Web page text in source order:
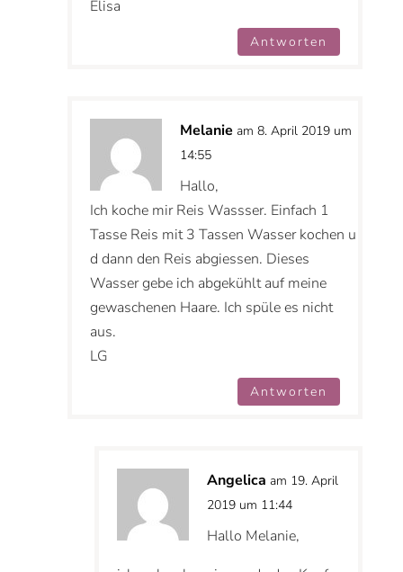
Elisa
Antworten
Melanie am 8. April 2019 um
14:55
Hallo,
Ich koche mir Reis Wassser. Einfach 1
Tasse Reis mit 3 Tassen Wasser kochen u
d dann den Reis abgiessen. Dieses
Wasser gebe ich abgekühlt auf meine
gewaschenen Haare. Ich spüle es nicht
aus.
LG
Antworten
Angelica am 19. April
2019 um 11:44
Hallo Melanie,